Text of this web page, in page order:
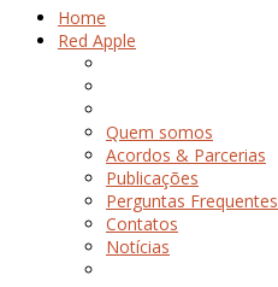
Home
Red Apple
Quem somos
Acordos & Parcerias
Publicações
Perguntas Frequentes
Contatos
Notícias